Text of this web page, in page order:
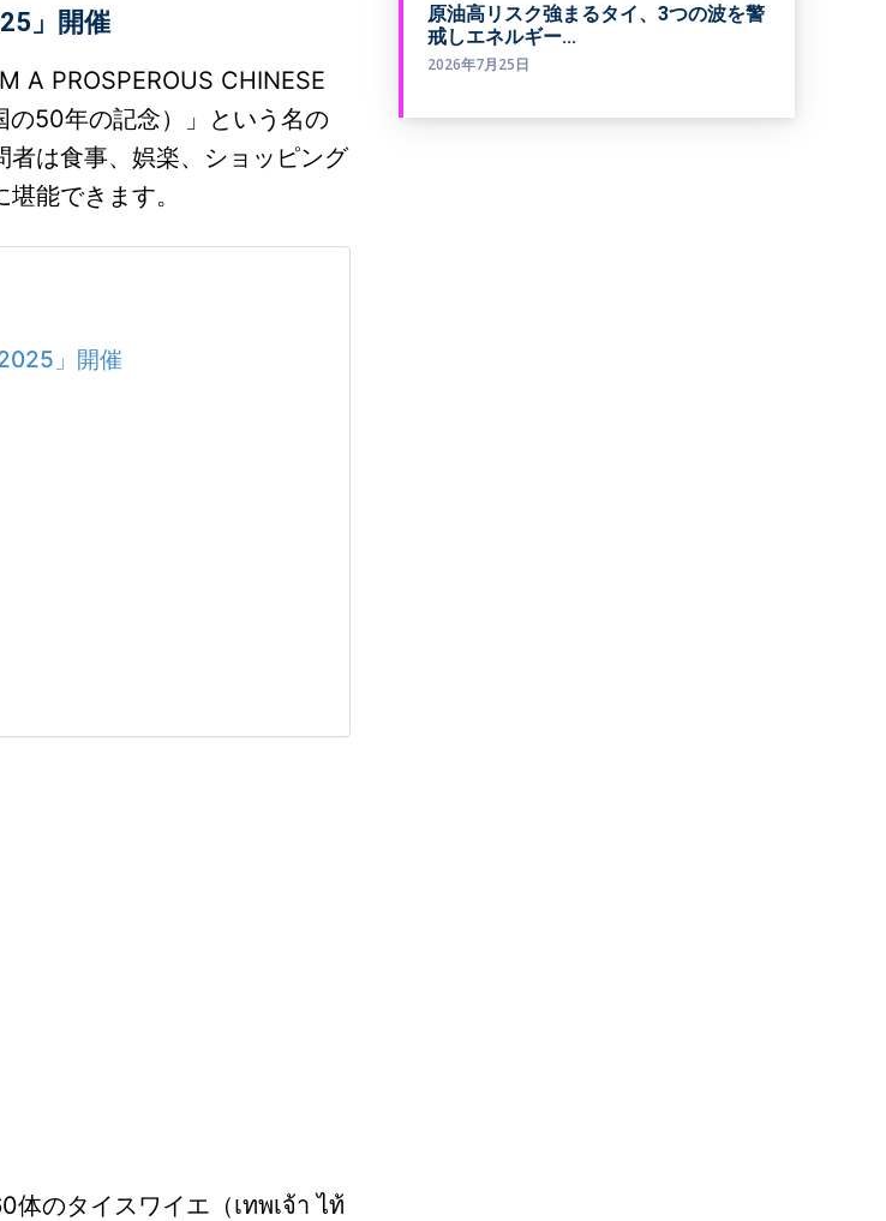
」開催
A PROSPEROUS CHINESE
50年の記念）」という名の
者は食事、娯楽、ショッピング
能できます。
」開催
体のタイスワイエ（เทพเจ้า ไท้
原油高リスク強まるタイ、3つの波を警
戒しエネルギー...
2026年7月25日